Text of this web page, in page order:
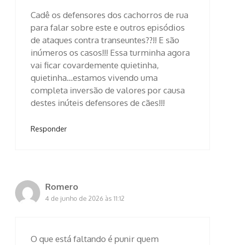
Cadê os defensores dos cachorros de rua
para falar sobre este e outros episódios
de ataques contra transeuntes??!! E são
inúmeros os casos!!! Essa turminha agora
vai ficar covardemente quietinha,
quietinha…estamos vivendo uma
completa inversão de valores por causa
destes inúteis defensores de cães!!!
Responder
Romero
4 de junho de 2026 às 11:12
O que está faltando é punir quem